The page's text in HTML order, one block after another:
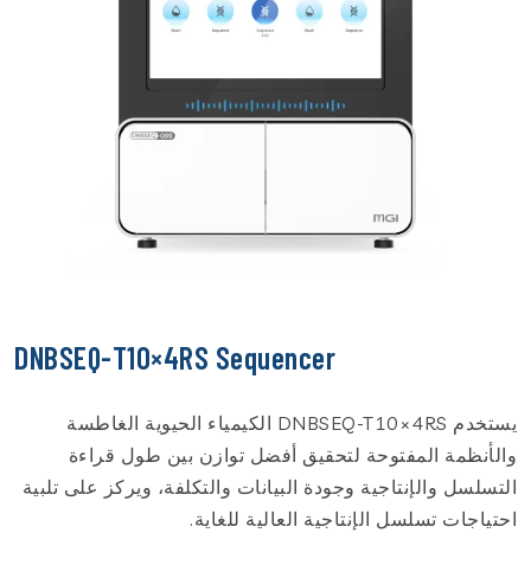
DNBSEQ-T10×4RS Sequencer
يستخدم DNBSEQ-T10×4RS الكيمياء الحيوية الغاطسة
والأنظمة المفتوحة لتحقيق أفضل توازن بين طول قراءة
التسلسل والإنتاجية وجودة البيانات والتكلفة، ويركز على تلبية
احتياجات تسلسل الإنتاجية العالية للغاية.